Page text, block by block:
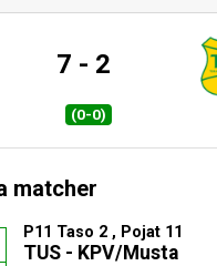
7 - 2
(0-0)
matcher
P11 Taso 2 , Pojat 11
TUS - KPV/Musta